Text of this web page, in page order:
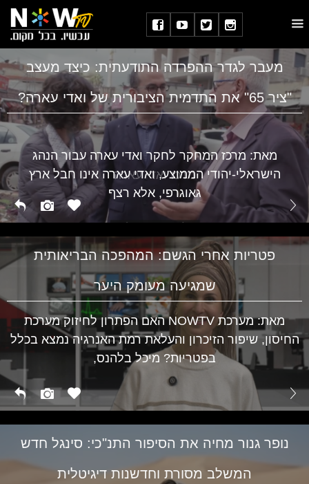
מעבר לגדר ההפרדה התודעתית: כיצד מעצב
"ציר 65" את התדמית הציבורית של ואדי עארה?
מרכז ואדי עארה
מאת: מרכז המחקר לחקר ואדי עארה עבור הנהג
הישראלי-יהודי הממוצע, ואדי עארה אינו חבל ארץ
גאוגרפי, אלא רצף
פטריות אחרי הגשם: המהפכה הבריאותית
שמגיעה מעומק היער
מאת: מערכת NOWTV האם הפתרון לחיזוק מערכת
החיסון, שיפור הזיכרון והעלאת רמת האנרגיה נמצא בכלל
בפטריות? מיכל בלהנס,
נופר גנור מחיה את הסיפור התנ"כי: סינגל חדש
המשלב מסורת וחדשנות דיגיטלית